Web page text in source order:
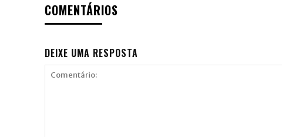
COMENTÁRIOS
DEIXE UMA RESPOSTA